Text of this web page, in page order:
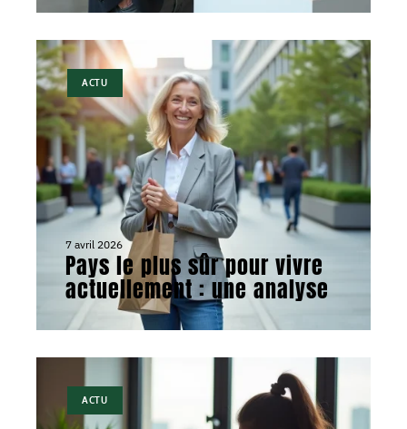
ACTU
7 avril 2026
Pays le plus sûr pour vivre
actuellement : une analyse
ACTU